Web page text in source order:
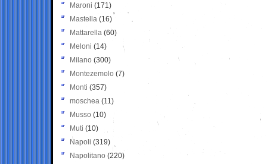
Maroni (171)
Mastella (16)
Mattarella (60)
Meloni (14)
Milano (300)
Montezemolo (7)
Monti (357)
moschea (11)
Musso (10)
Muti (10)
Napoli (319)
Napolitano (220)